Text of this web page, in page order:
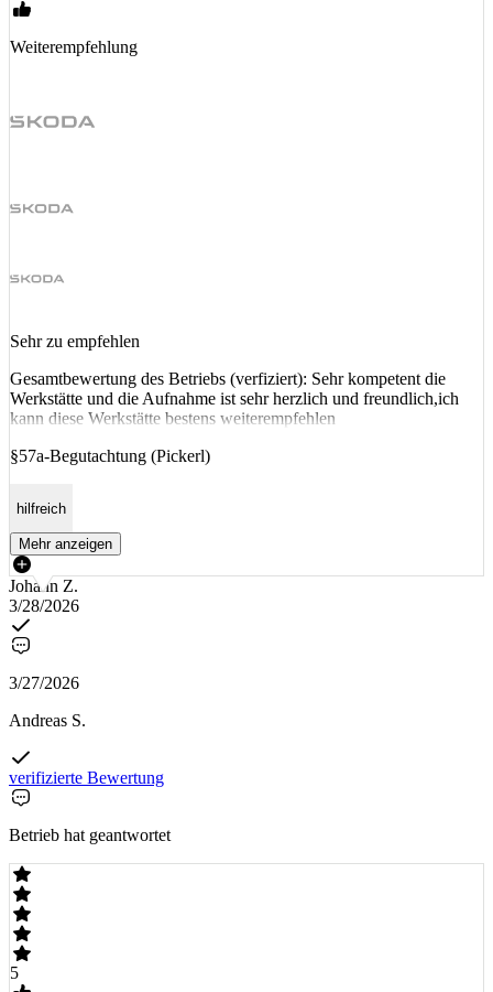
Weiterempfehlung
Sehr zu empfehlen
Gesamtbewertung des Betriebs (verfiziert): Sehr kompetent die
Werkstätte und die Aufnahme ist sehr herzlich und freundlich,ich
kann diese Werkstätte bestens weiterempfehlen
§57a-Begutachtung (Pickerl)
hilfreich
Mehr anzeigen
Johann Z.
3/28/2026
3/27/2026
Andreas S.
verifizierte Bewertung
Betrieb hat geantwortet
5